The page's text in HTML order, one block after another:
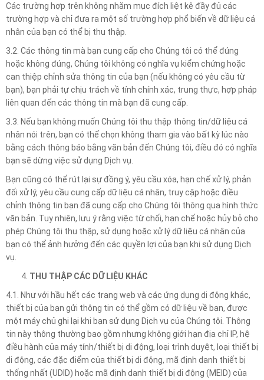
Các trường hợp trên không nhằm mục đích liệt kê đầy đủ các
trường hợp và chỉ đưa ra một số trường hợp phổ biến về dữ liệu cá
nhân của bạn có thể bị thu thập.
3.2. Các thông tin mà bạn cung cấp cho Chúng tôi có thể đúng
hoặc không đúng, Chúng tôi không có nghĩa vụ kiểm chứng hoặc
can thiệp chỉnh sửa thông tin của bạn (nếu không có yêu cầu từ
bạn), bạn phải tự chịu trách về tính chính xác, trung thực, hợp pháp
liên quan đến các thông tin mà bạn đã cung cấp.
3.3. Nếu bạn không muốn Chúng tôi thu thập thông tin/dữ liệu cá
nhân nói trên, bạn có thể chọn không tham gia vào bất kỳ lúc nào
bằng cách thông báo bằng văn bản đến Chúng tôi, điều đó có nghĩa
bạn sẽ dừng việc sử dụng Dịch vụ.
Bạn cũng có thể rút lại sự đồng ý, yêu cầu xóa, hạn chế xử lý, phản
đối xử lý, yêu cầu cung cấp dữ liệu cá nhân, truy cập hoặc điều
chỉnh thông tin bạn đã cung cấp cho Chúng tôi thông qua hình thức
văn bản. Tuy nhiên, lưu ý rằng việc từ chối, hạn chế hoặc hủy bỏ cho
phép Chúng tôi thu thập, sử dụng hoặc xử lý dữ liệu cá nhân của
bạn có thể ảnh hưởng đến các quyền lợi của bạn khi sử dụng Dịch
vụ.
THU THẬP CÁC DỮ LIỆU KHÁC
4.1. Như với hầu hết các trang web và các ứng dụng di động khác,
thiết bị của bạn gửi thông tin có thể gồm có dữ liệu về bạn, được
một máy chủ ghi lại khi bạn sử dụng Dịch vụ của Chúng tôi. Thông
tin này thông thường bao gồm nhưng không giới hạn địa chỉ IP, hệ
điều hành của máy tính/thiết bị di động, loại trình duyệt, loại thiết bị
di động, các đặc điểm của thiết bị di động, mã định danh thiết bị
thống nhất (UDID) hoặc mã định danh thiết bị di động (MEID) của